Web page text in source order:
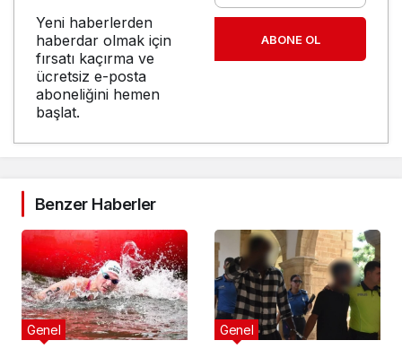
Yeni haberlerden
haberdar olmak için
fırsatı kaçırma ve
ücretsiz e-posta
aboneliğini hemen
başlat.
ABONE OL
Benzer Haberler
Genel Genel